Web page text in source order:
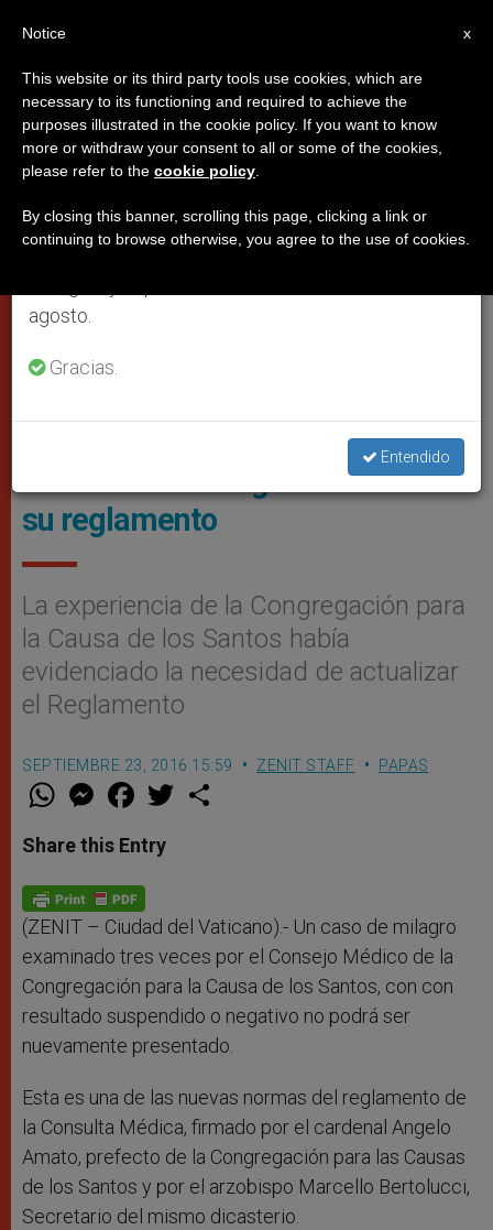
PAPAS
Vaticano: la Consulta Médica que
examina los milagros actualiza
su reglamento
La experiencia de la Congregación para
la Causa de los Santos había
evidenciado la necesidad de actualizar
el Reglamento
SEPTIEMBRE 23, 2016 15:59 ZENIT STAFF PAPAS
W
t
s
p
p
M
e
s
e
g
e
F
a
e
b
o
k
w
Share this Entry
(ZENIT – Ciudad del Vaticano).- Un caso de milagro
examinado tres veces por el Consejo Médico de la
Congregación para la Causa de los Santos, con con
resultado suspendido o negativo no podrá ser
nuevamente presentado.
Esta es una de las nuevas normas del reglamento de
la Consulta Médica, firmado por el cardenal Angelo
Amato, prefecto de la Congregación para las Causas
de los Santos y por el arzobispo Marcello Bertolucci,
Secretario del mismo dicasterio.
×
Aviso importante
Del 27 de julio al 7 de agosto haremos la pausa
anual, aprovechando que en el periodo de verano
se generan menos informaciones y también el
agosto.
Gracias.
Entendido
x
Notice
This website or its third party tools use cookies, which are
necessary to its functioning and required to achieve the
purposes illustrated in the cookie policy. If you want to know
more or withdraw your consent to all or some of the cookies,
please refer to the cookie policy
By closing this banner, scrolling this page, clicking a link or
continuing to browse otherwise, you agree to the use of cookies.